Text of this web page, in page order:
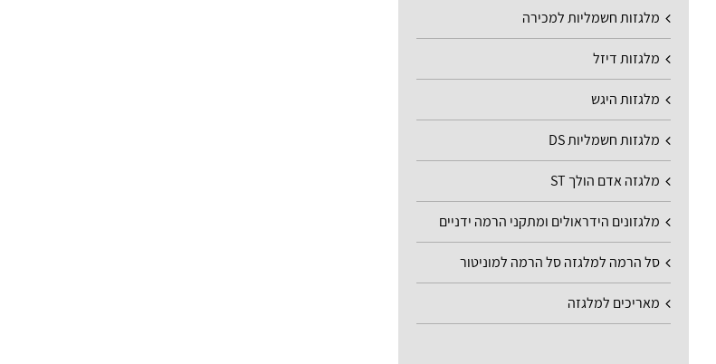
מלגזות חשמליות למכירה
מלגזות דיזל
מלגזות היגש
מלגזות חשמליות DS
מלגזה אדם הולך ST
מלגזונים הידראולים ומתקני הרמה ידניים
סל הרמה למלגזה סל הרמה למוניטור
מאריכים למלגזה